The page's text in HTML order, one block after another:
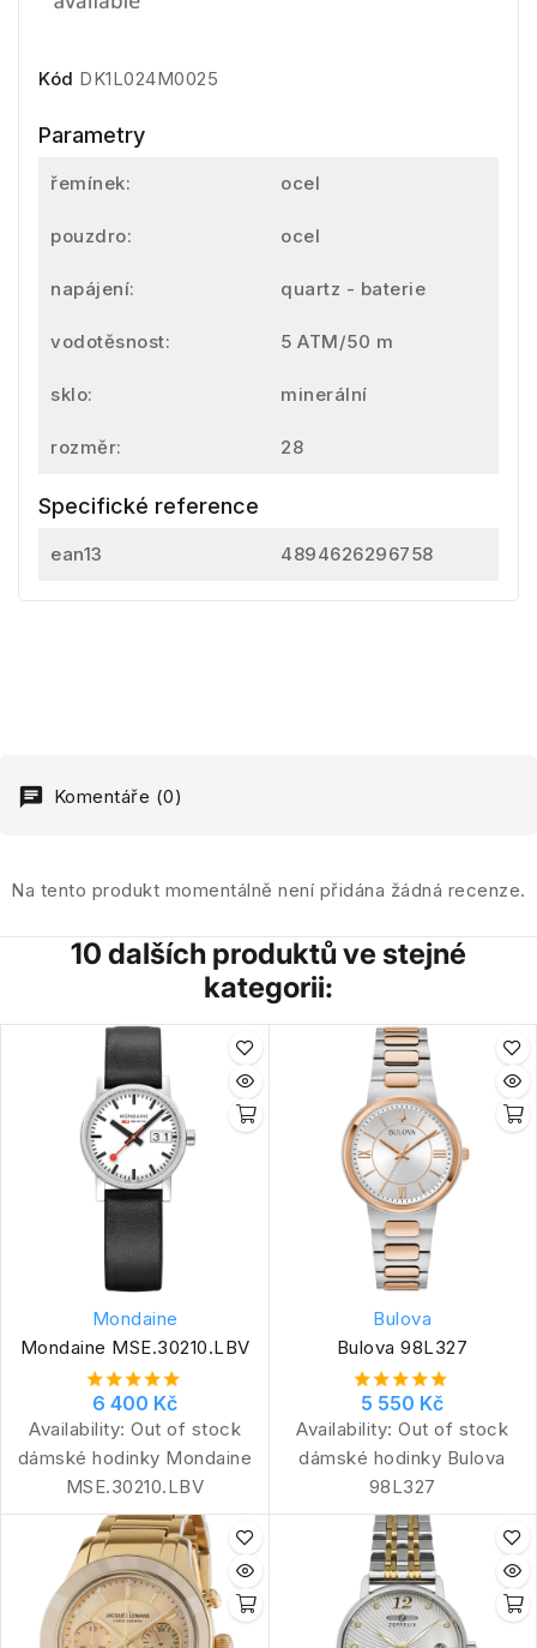
Kód DK1L024M0025
Parametry
řemínek: ocel
pouzdro: ocel
napájení: quartz - baterie
vodotěsnost: 5 ATM/50 m
sklo: minerální
rozměr: 28
Specifické reference
ean13 4894626296758
Komentáře (0)
Na tento produkt momentálně není přidána žádná recenze.
10 dalších produktů ve stejné
kategorii:
Mondaine
Mondaine MSE.30210.LBV
6 400 Kč
Availability: Out of stock
dámské hodinky Mondaine
MSE.30210.LBV
Bulova
Bulova 98L327
5 550 Kč
Availability: Out of stock
dámské hodinky Bulova
98L327